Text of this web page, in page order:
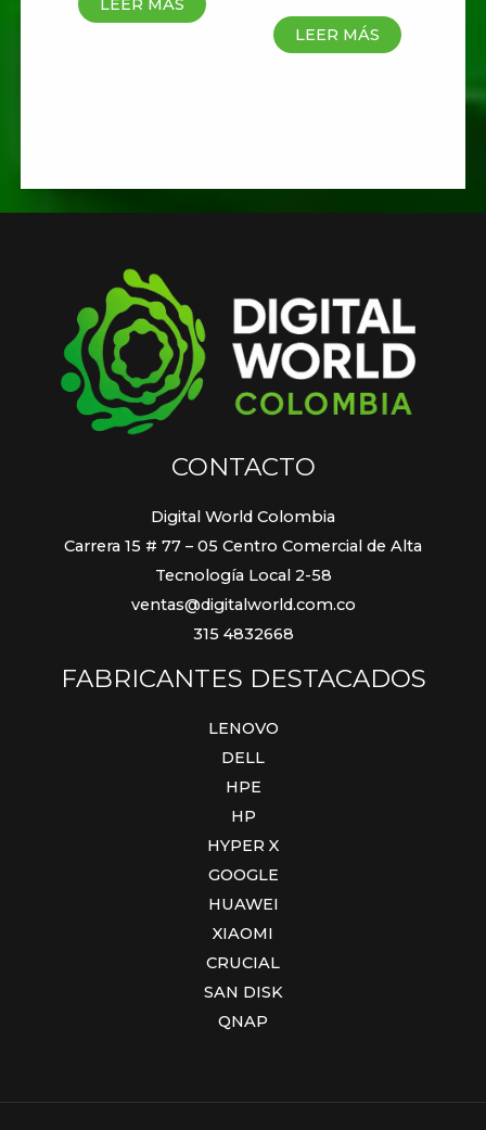
LEER MÁS
LEER MÁS
CONTACTO
Digital World Colombia
Carrera 15 # 77 – 05 Centro Comercial de Alta
Tecnología Local 2-58
ventas@digitalworld.com.co
315 4832668
FABRICANTES DESTACADOS
LENOVO
DELL
HPE
HP
HYPER X
GOOGLE
HUAWEI
XIAOMI
CRUCIAL
SAN DISK
QNAP